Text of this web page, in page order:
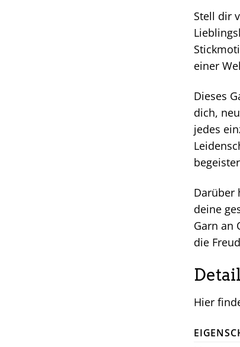
Stell dir
einer
Dieses
dich,
jedes
Darüber
deine
Garn an
die
Hier